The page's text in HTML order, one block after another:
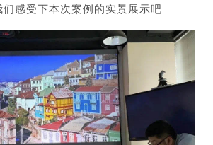
感受下本次案例的实景展示吧